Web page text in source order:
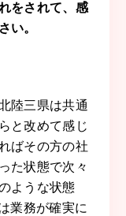
をされて、感
い。
陸三県は共通
と改めて感じ
ばその方の社
た状態で次々
ような状態
業務が確実に